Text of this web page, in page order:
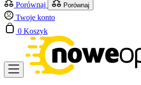
Porównaj Porównaj
Twoje konto
0 Koszyk